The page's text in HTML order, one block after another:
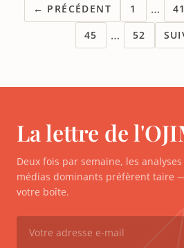
← PRÉCÉDENT 1 … 41
45
… 52
La lettre de
Deux fois par semaine, les
médias dominants préfèrent taire
votre boîte.